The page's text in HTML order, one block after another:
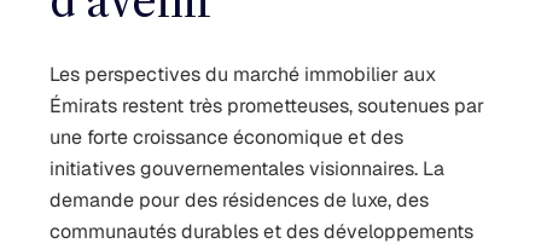
Les perspectives du marché immobilier aux
Émirats restent très prometteuses, soutenues par
une forte croissance économique et des
initiatives gouvernementales visionnaires. La
demande pour des résidences de luxe, des
communautés durables et des développements